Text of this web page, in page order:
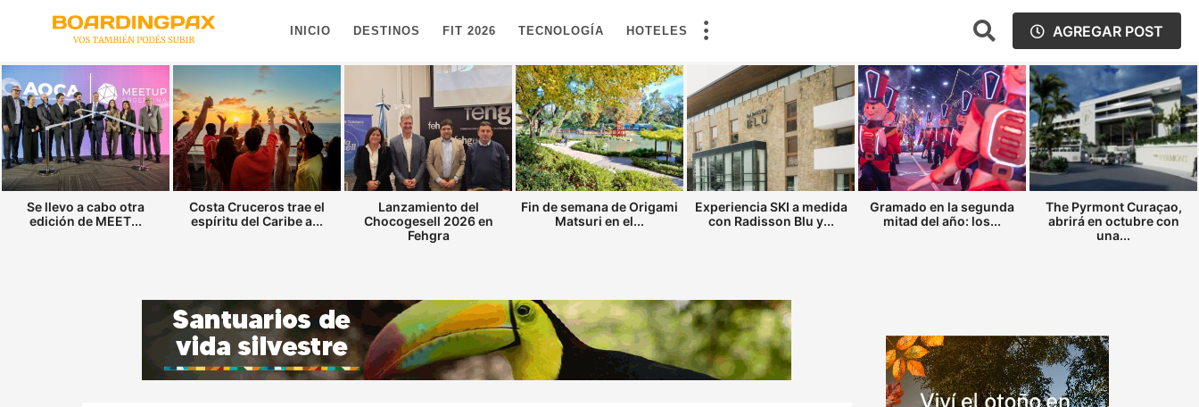
INICIO DESTINOS FIT 2026 TECNOLOGÍA HOTELES AGREGAR POST
Se llevo a cabo otra
edición de MEET...
Costa Cruceros trae el
espíritu del Caribe a...
Lanzamiento del
Chocogesell 2026 en
Fehgra
Fin de semana de Origami
Matsuri en el...
Experiencia SKI a medida
con Radisson Blu y...
Gramado en la segunda
mitad del año: los...
The Pyrmont Curaçao,
abrirá en octubre con
una...